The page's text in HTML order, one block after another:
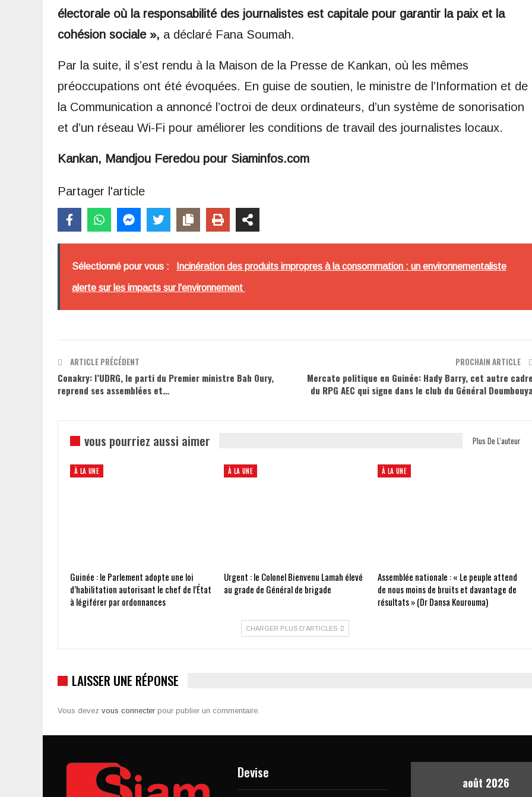
électorale où la responsabilité des journalistes est capitale pour garantir la paix et la
cohésion sociale », a déclaré Fana Soumah.
Par la suite, il s’est rendu à la Maison de la Presse de Kankan, où les mêmes
préoccupations ont été évoquées. En guise de soutien, le ministre de l’Information et de
la Communication a annoncé l’octroi de deux ordinateurs, d’un système de sonorisation
et d’un réseau Wi-Fi pour améliorer les conditions de travail des journalistes locaux.
Kankan, Mandjou Feredou pour Siaminfos.com
Partager l'article
Sélectionné pour vous : Incinération des produits impropres à la consommation : un environnementaliste
alerte sur les impacts sur l'environnement
ARTICLE PRÉCÉDENT
Conakry: l’UDRG, le parti du Premier ministre Bah Oury,
reprend ses assemblées et…
PROCHAIN ARTICLE
Mercato politique en Guinée: Hady Barry, cet autre
du RPG AEC qui signe dans le club du Général
vous pourriez aussi aimer Plus De L'auteur
À LA UNE
Guinée : le Parlement adopte une loi
d’habilitation autorisant le chef de l’État
à légiférer par ordonnances
À LA UNE
Urgent : le Colonel Bienvenu Lamah élevé
au grade de Général de brigade
À LA UNE
Assemblée nationale : « Le peuple attend
de nous moins de bruits et davantage de
résultats » (Dr Dansa Kourouma)
CHARGER PLUS D'ARTICLES
LAISSER UNE RÉPONSE
Vous devez vous connecter pour publier un commentaire.
Devise
août 2026